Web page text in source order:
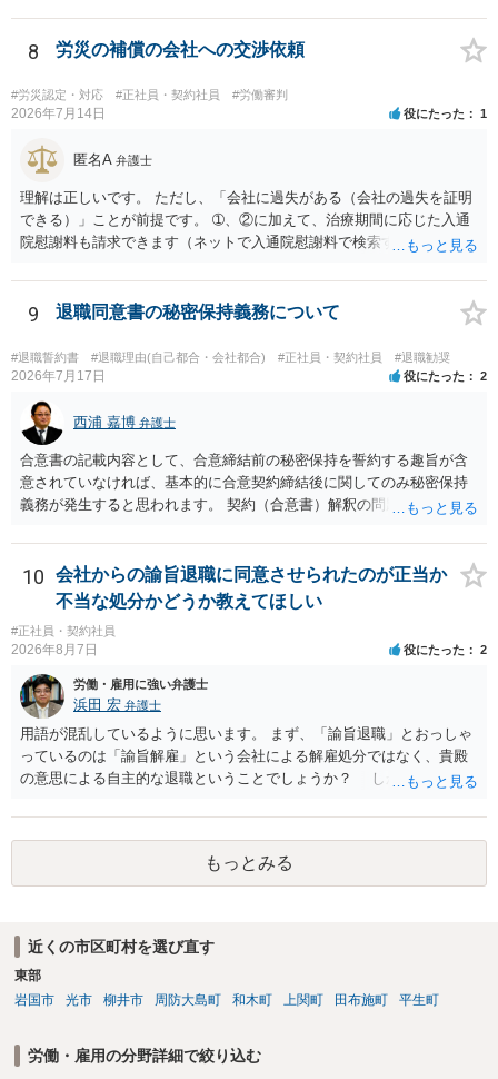
実地指導をしていないことが問題になった事例もあります。ですの
で、指示が無ければ免責されるわけではありません。責任追及の交渉
8 労災の補償の会社への交渉依頼
#労災認定・対応 #正社員・契約社員 #労働審判
2026年7月14日 役にたった 1
匿名A 弁護士
理解は正しいです。 ただし、「会社に過失がある（会社の過失を証明
できる）」ことが前提です。 ➀、②に加えて、治療期間に応じた入通
院慰謝料も請求できます（ネットで入通院慰謝料で検索すると詳しい
後遺障害慰謝料も請求できます。これらは後遺障害の等級、あなたの
収入、年齢等で大きく変わりますので一般的にいくらとは言えませ
ん。 弁護士に依頼する費用はそれぞれの弁護士で異なるので個別に聞
いてみるしかありませんが、旧日弁連規準を使った着手金・成功報酬
方式と着手金ゼロまたは少額で成功報酬大目の方式のどちらかが多い
と思います（個々の弁護士次第なので一般化はできません）。 早めに
弁護士に直接面談で相談されることをお勧めします。
9 退職同意書の秘密保持義務について
#退職誓約書 #退職理由(自己都合・会社都合) #正社員・契約社員 #退職勧奨
2026年7月17日 役にたった 2
西浦 嘉博 弁護士
合意書の記載内容として、合意締結前の秘密保持を誓約する趣旨が含
意されていなければ、基本的に合意契約締結後に関してのみ秘密保持
義務が発生すると思われます。 契約（合意書）解釈の問題ですので、
場合、最寄りの法律事務所で相談されることを検討ください。
10
会社からの諭旨退職に同意させられたのが正当か
不当な処分かどうか教えてほしい
#正社員・契約社員
2026年8月7日 役にたった 2
労働・雇用に強い弁護士
浜田 宏 弁護士
用語が混乱しているように思います。 まず、「諭旨退職」とおっしゃ
っているのは「諭旨解雇」という会社による解雇処分ではなく、貴殿
の意思による自主的な退職ということでしょうか？ しかし、記載さ
す。 その場合、解雇には客観的で合理的な理由が必要であり、かつ
解雇という処分が社会通念上相当と認められない限り、解雇は無効で
す。 結局、貴殿のネット炎上の内容や原因、勤務先に与えた影響な
どを具体的に検討しなければ、何とも申し上げることができません。
士にご相談下さい。
もっとみる
近くの市区町村を選び直す
東部
岩国市
光市 柳井市 周防大島町 和木町 上関町 田布施町 平生町
労働・雇用の分野詳細で絞り込む